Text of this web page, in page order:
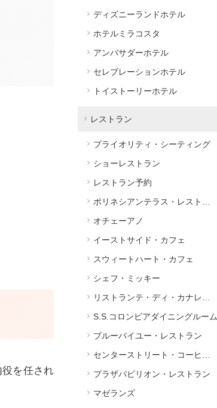
を任され
ディズニーランドホテル
ホテルミラコスタ
アンバサダーホテル
セレブレーションホテル
トイストーリーホテル
レストラン
プライオリティ・シーティング
ショーレストラン
レストラン予約
ポリネシアンテラス・レストラン
オチェーアノ
イーストサイド・カフェ
スウィートハート・カフェ
シェフ・ミッキー
リストランテ・ディ・カナレット
S.S.コロンビアダイニングルーム
ブルーバイユー・レストラン
センターストリート・コーヒーハウス
プラザパビリオン・レストラン
マゼランズ